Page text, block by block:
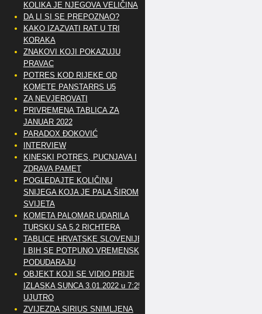
KOLIKA JE NJEGOVA VELIČINA
DA LI SI SE PREPOZNAO?
KAKO IZAZVATI RAT U TRI
KORAKA
ZNAKOVI KOJI POKAZUJU
PRAVAC
POTRES KOD RIJEKE OD
KOMETE PANSTARRS U5
ZA NEVJEROVATI
PRIVREMENA TABLICA ZA
JANUAR 2022
PARADOX ĐOKOVIĆ
INTERVIEW
KINESKI POTRES, PUCNJAVA I
ZDRAVA PAMET
POGLEDAJTE KOLIČINU
SNIJEGA KOJA JE PALA ŠIROM
SVIJETA
KOMETA PALOMAR UDARILA
TURSKU SA 5.2 RICHTERA
TABLICE HRVATSKE SLOVENIJE
I BIH SE POTPUNO VREMENSKI
PODUDARAJU
OBJEKT KOJI SE VIDIO PRIJE
IZLASKA SUNCA 3.01.2022 u 7:25
UJUTRO
ZVIJEZDA SIRIUS SNIMLJENA